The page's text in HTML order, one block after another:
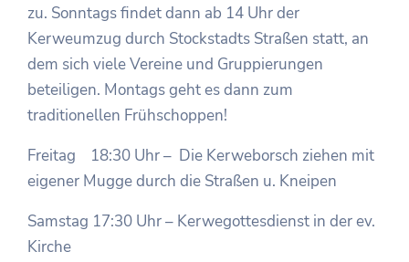
zu. Sonntags findet dann ab 14 Uhr der
Kerweumzug durch Stockstadts Straßen statt, an
dem sich viele Vereine und Gruppierungen
beteiligen. Montags geht es dann zum
traditionellen Frühschoppen!
Freitag 18:30 Uhr – Die Kerweborsch ziehen mit
eigener Mugge durch die Straßen u. Kneipen
Samstag 17:30 Uhr – Kerwegottesdienst in der ev.
Kirche